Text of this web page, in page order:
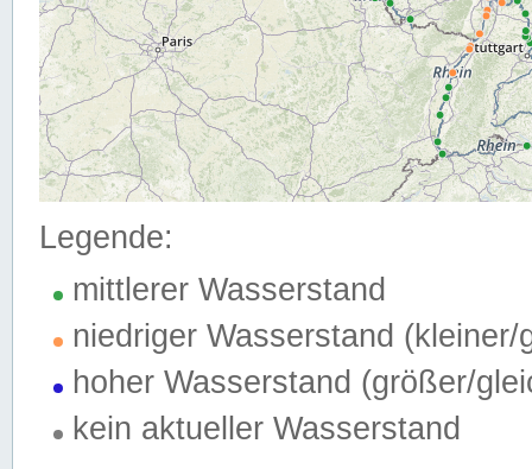
Legende:
mittlerer Wasserstand
niedriger Wasserstand (kleiner/
hoher Wasserstand (größer/
kein aktueller Wasserstand